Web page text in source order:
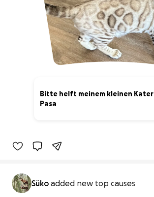
Bitte helft meinem kleinen Kater
Pasa
Süko added new top causes